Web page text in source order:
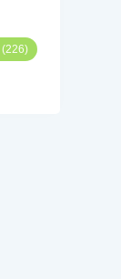
(226)